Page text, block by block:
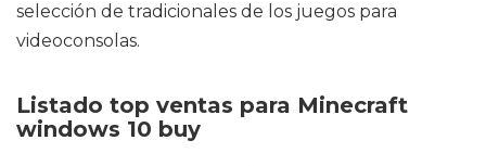
selección de tradicionales de los juegos para
videoconsolas.
Listado top ventas para Minecraft
windows 10 buy